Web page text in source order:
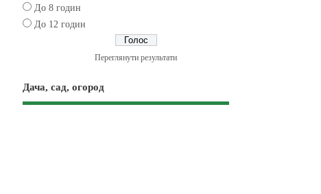
До 8 годин
До 12 годин
Переглянути результати
Дача, сад, огород